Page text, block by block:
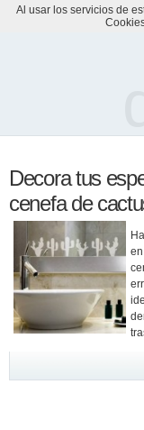
Decora tus
cenefa de
Al usar los servicios de